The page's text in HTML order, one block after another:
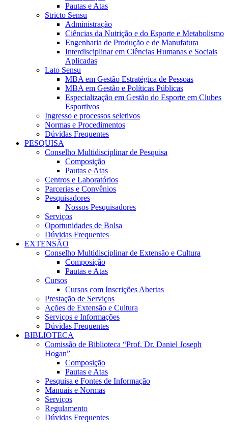
Pautas e Atas
Stricto Sensu
Administração
Ciências da Nutrição e do Esporte e Metabolismo
Engenharia de Produção e de Manufatura
Interdisciplinar em Ciências Humanas e Sociais
Aplicadas
Lato Sensu
MBA em Gestão Estratégica de Pessoas
MBA em Gestão e Políticas Públicas
Especialização em Gestão do Esporte em Clubes
Esportivos
Ingresso e processos seletivos
Normas e Procedimentos
Dúvidas Frequentes
PESQUISA
Conselho Multidisciplinar de Pesquisa
Composição
Pautas e Atas
Centros e Laboratórios
Parcerias e Convênios
Pesquisadores
Nossos Pesquisadores
Serviços
Oportunidades de Bolsa
Dúvidas Frequentes
EXTENSÃO
Conselho Multidisciplinar de Extensão e Cultura
Composição
Pautas e Atas
Cursos
Cursos com Inscrições Abertas
Prestação de Serviços
Ações de Extensão e Cultura
Serviços e Informações
Dúvidas Frequentes
BIBLIOTECA
Comissão de Biblioteca “Prof. Dr. Daniel Joseph
Hogan”
Composição
Pautas e Atas
Pesquisa e Fontes de Informação
Manuais e Normas
Serviços
Regulamento
Dúvidas Frequentes